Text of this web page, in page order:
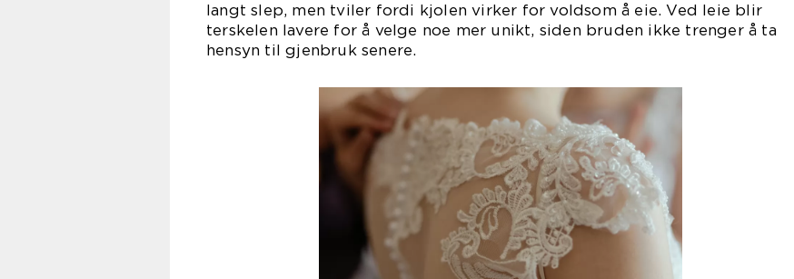
langt slep, men tviler fordi kjolen virker for voldsom å eie. Ved leie blir
terskelen lavere for å velge noe mer unikt, siden bruden ikke trenger å ta
hensyn til gjenbruk senere.